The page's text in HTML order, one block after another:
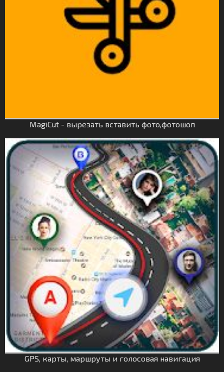
MagiCut - вырезать вставить фото,фотошоп
GPS, карты, маршруты и голосовая навигация